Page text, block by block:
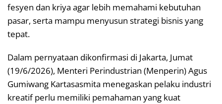
fesyen dan kriya agar lebih memahami kebutuhan
pasar, serta mampu menyusun strategi bisnis yang
tepat.
Dalam pernyataan dikonfirmasi di Jakarta, Jumat
(19/6/2026), Menteri Perindustrian (Menperin) Agus
Gumiwang Kartasasmita menegaskan pelaku industri
kreatif perlu memiliki pemahaman yang kuat